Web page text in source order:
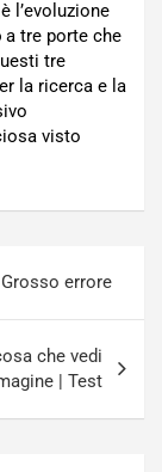
l’evoluzione
a tre porte che
tre
la ricerca e la
visto
errore
che vedi
| Test